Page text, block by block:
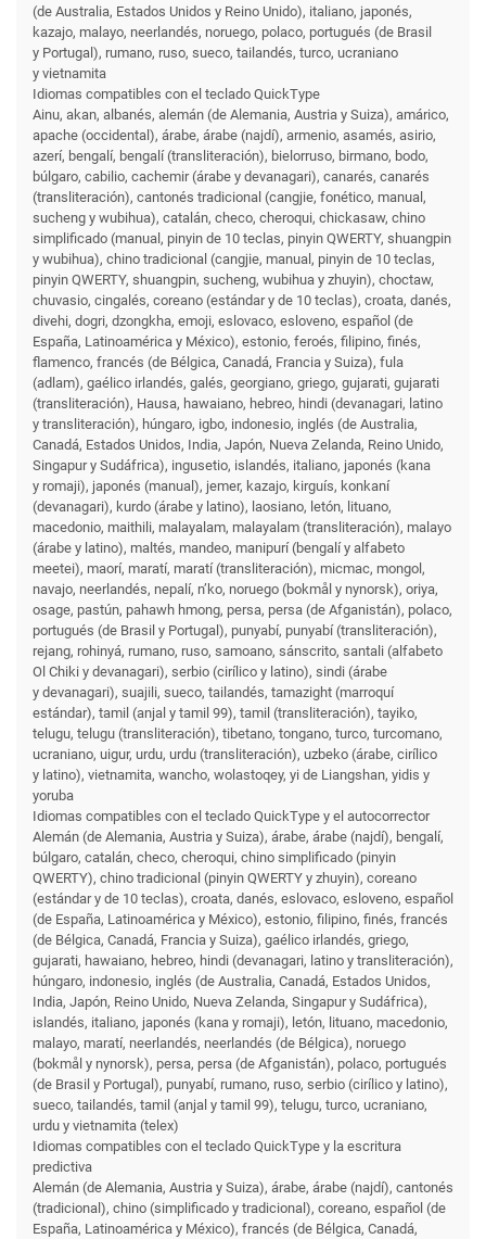
(de Australia, Estados Unidos y Reino Unido), italiano, japonés,
kazajo, malayo, neerlandés, noruego, polaco, portugués (de Brasil
y Portugal), rumano, ruso, sueco, tailandés, turco, ucraniano
y vietnamita
Idiomas compatibles con el teclado QuickType
Ainu, akan, albanés, alemán (de Alemania, Austria y Suiza), amárico,
apache (occidental), árabe, árabe (najdí), armenio, asamés, asirio,
azerí, bengalí, bengalí (transliteración), bielorruso, birmano, bodo,
búlgaro, cabilio, cachemir (árabe y devanagari), canarés, canarés
(transliteración), cantonés tradicional (cangjie, fonético, manual,
sucheng y wubihua), catalán, checo, cheroqui, chickasaw, chino
simplificado (manual, pinyin de 10 teclas, pinyin QWERTY, shuangpin
y wubihua), chino tradicional (cangjie, manual, pinyin de 10 teclas,
pinyin QWERTY, shuangpin, sucheng, wubihua y zhuyin), choctaw,
chuvasio, cingalés, coreano (estándar y de 10 teclas), croata, danés,
divehi, dogri, dzongkha, emoji, eslovaco, esloveno, español (de
España, Latinoamérica y México), estonio, feroés, filipino, finés,
flamenco, francés (de Bélgica, Canadá, Francia y Suiza), fula
(adlam), gaélico irlandés, galés, georgiano, griego, gujarati, gujarati
(transliteración), Hausa, hawaiano, hebreo, hindi (devanagari, latino
y transliteración), húngaro, igbo, indonesio, inglés (de Australia,
Canadá, Estados Unidos, India, Japón, Nueva Zelanda, Reino Unido,
Singapur y Sudáfrica), ingusetio, islandés, italiano, japonés (kana
y romaji), japonés (manual), jemer, kazajo, kirguís, konkaní
(devanagari), kurdo (árabe y latino), laosiano, letón, lituano,
macedonio, maithili, malayalam, malayalam (transliteración), malayo
(árabe y latino), maltés, mandeo, manipurí (bengalí y alfabeto
meetei), maorí, maratí, maratí (transliteración), micmac, mongol,
navajo, neerlandés, nepalí, n’ko, noruego (bokmål y nynorsk), oriya,
osage, pastún, pahawh hmong, persa, persa (de Afganistán), polaco,
portugués (de Brasil y Portugal), punyabí, punyabí (transliteración),
rejang, rohinyá, rumano, ruso, samoano, sánscrito, santali (alfabeto
Ol Chiki y devanagari), serbio (cirílico y latino), sindi (árabe
y devanagari), suajili, sueco, tailandés, tamazight (marroquí
estándar), tamil (anjal y tamil 99), tamil (transliteración), tayiko,
telugu, telugu (transliteración), tibetano, tongano, turco, turcomano,
ucraniano, uigur, urdu, urdu (transliteración), uzbeko (árabe, cirílico
y latino), vietnamita, wancho, wolastoqey, yi de Liangshan, yidis y
yoruba
Idiomas compatibles con el teclado QuickType y el autocorrector
Alemán (de Alemania, Austria y Suiza), árabe, árabe (najdí), bengalí,
búlgaro, catalán, checo, cheroqui, chino simplificado (pinyin
QWERTY), chino tradicional (pinyin QWERTY y zhuyin), coreano
(estándar y de 10 teclas), croata, danés, eslovaco, esloveno, español
(de España, Latinoamérica y México), estonio, filipino, finés, francés
(de Bélgica, Canadá, Francia y Suiza), gaélico irlandés, griego,
gujarati, hawaiano, hebreo, hindi (devanagari, latino y transliteración),
húngaro, indonesio, inglés (de Australia, Canadá, Estados Unidos,
India, Japón, Reino Unido, Nueva Zelanda, Singapur y Sudáfrica),
islandés, italiano, japonés (kana y romaji), letón, lituano, macedonio,
malayo, maratí, neerlandés, neerlandés (de Bélgica), noruego
(bokmål y nynorsk), persa, persa (de Afganistán), polaco, portugués
(de Brasil y Portugal), punyabí, rumano, ruso, serbio (cirílico y latino),
sueco, tailandés, tamil (anjal y tamil 99), telugu, turco, ucraniano,
urdu y vietnamita (telex)
Idiomas compatibles con el teclado QuickType y la escritura
predictiva
Alemán (de Alemania, Austria y Suiza), árabe, árabe (najdí), cantonés
(tradicional), chino (simplificado y tradicional), coreano, español (de
España, Latinoamérica y México), francés (de Bélgica, Canadá,